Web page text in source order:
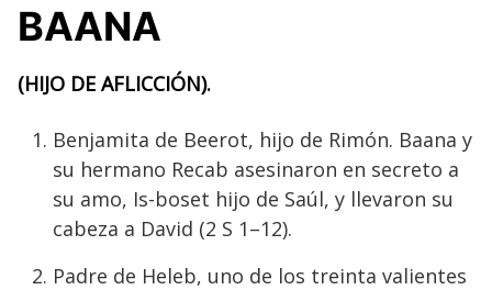
BAANA
(HIJO DE AFLICCIÓN).
Benjamita de Beerot, hijo de Rimón. Baana y
su hermano Recab asesinaron en secreto a
su amo, Is-boset hijo de Saúl, y llevaron su
cabeza a David (2 S 1–12).
Padre de Heleb, uno de los treinta valientes